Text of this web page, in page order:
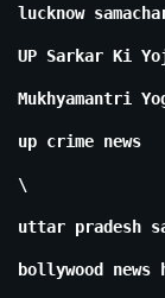
lucknow
UP Sarkar Ki
Mukhyamantri
up crime news
\
uttar pradesh
bollywood news